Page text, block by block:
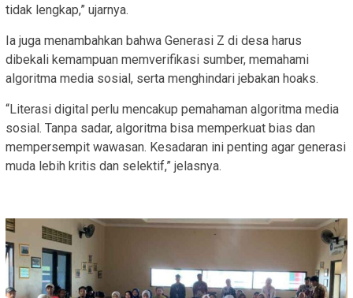
tidak lengkap,” ujarnya.
Ia juga menambahkan bahwa Generasi Z di desa harus
dibekali kemampuan memverifikasi sumber, memahami
algoritma media sosial, serta menghindari jebakan hoaks.
“Literasi digital perlu mencakup pemahaman algoritma media
sosial. Tanpa sadar, algoritma bisa memperkuat bias dan
mempersempit wawasan. Kesadaran ini penting agar generasi
muda lebih kritis dan selektif,” jelasnya.